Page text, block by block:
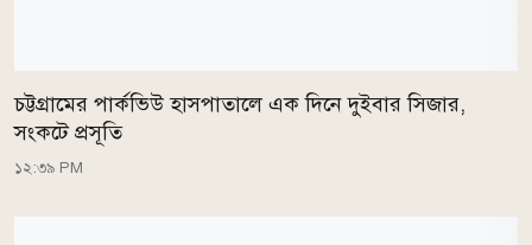
চট্টগ্রামের পার্কভিউ হাসপাতালে এক দিনে দুইবার সিজার,
সংকটে প্রসূতি
১২:৩৯ PM